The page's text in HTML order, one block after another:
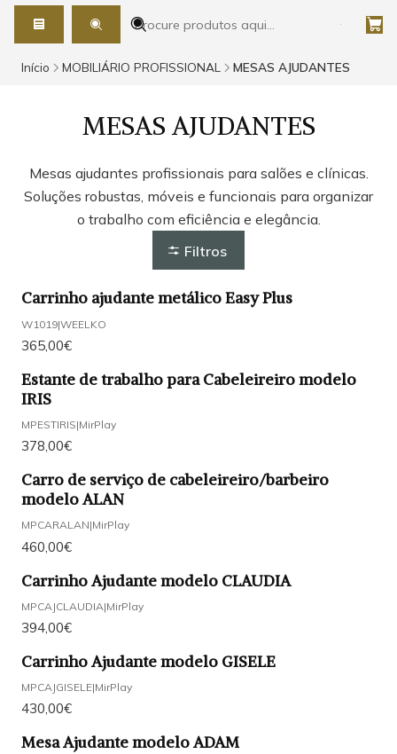
Início MOBILIÁRIO PROFISSIONAL MESAS AJUDANTES
MESAS AJUDANTES
Mesas ajudantes profissionais para salões e clínicas.
Soluções robustas, móveis e funcionais para organizar
o trabalho com eficiência e elegância.
Filtros
Carrinho ajudante metálico Easy Plus
W1019|WEELKO
365,00€
Estante de trabalho para Cabeleireiro modelo
IRIS
MPESTIRIS|MirPlay
378,00€
Carro de serviço de cabeleireiro/barbeiro
modelo ALAN
MPCARALAN|MirPlay
460,00€
Carrinho Ajudante modelo CLAUDIA
MPCAJCLAUDIA|MirPlay
394,00€
Carrinho Ajudante modelo GISELE
MPCAJGISELE|MirPlay
430,00€
Mesa Ajudante modelo ADAM